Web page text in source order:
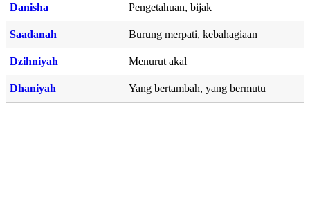
Danisha Pengetahuan, bijak
Saadanah Burung merpati, kebahagiaan
Dzihniyah Menurut akal
Dhaniyah Yang bertambah, yang bermutu